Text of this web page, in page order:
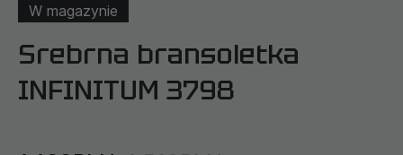
W magazynie
Srebrna bransoletka
INFINITUM 3798